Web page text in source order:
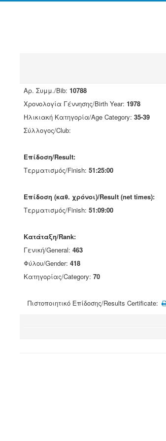
Αρ. Συμμ./Bib: 10788
Χρονολογία Γέννησης/Birth Year: 1978
Ηλικιακή Κατηγορία/Age Category: 35-39
Σύλλογος/Club:
Επίδοση/Result:
Τερματισμός/Finish: 51:25:00
Επίδοση (καθ. χρόνοι)/Result (net times):
Τερματισμός/Finish: 51:09:00
Κατάταξη/Rank:
Γενική/General: 463
Φύλου/Gender: 418
Κατηγορίας/Category: 70
Πιστοποιητικό Επίδοσης/Results Certificate: